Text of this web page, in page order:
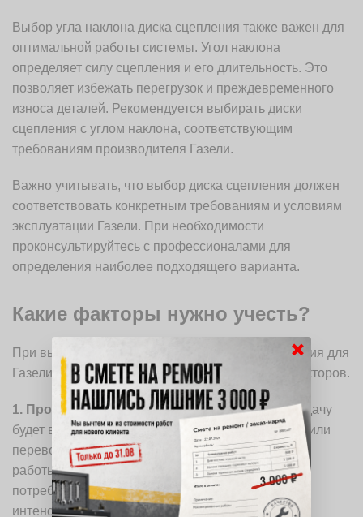
Выбор угла наклона диска сцепления также важен для
оптимальной работы системы. Угол наклона
определяет силу сцепления и его длительность. Это
позволяет избежать перегрузок и преждевременного
износа деталей. Рекомендуется выбирать диски
сцепления с углом наклона, соответствующим
требованиям производителя Газели.
Важно учитывать, что выбор диска сцепления должен
соответствовать конкретным требованиям и условиям
эксплуатации Газели. При необходимости
проконсультируйтесь с профессионалами для
определения наиболее подходящего варианта.
Какие факторы нужно учесть?
При выборе допустимой толщины диска сцепления для
Газели необходимо учесть несколько важных факторов.
1. Производительность:Определите, какую задачу
будет выполнять ваша Газель — грузоперевозки или
перевозка пассажиров. Уровень и интенсивность
работы определят, какой диск сцепления вам
потребуется. В основном, чем больше нагрузка и
интенсивность работы, тем более толстый диск
×